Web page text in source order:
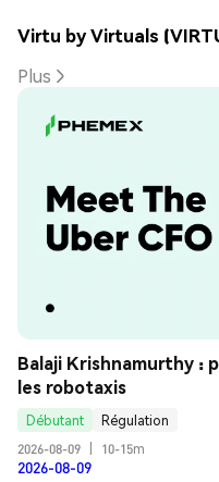
Virtu by Virtuals
Plus
Balaji Krishnamurthy :
les robotaxis
Débutant
Régulation
2026-08-09
10-15m
2026-08-09